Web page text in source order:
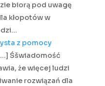
biorą pod uwagę
kłopotów w
z pomocy
Śšwiadomość
że więcej ludzi
rozwiązań dla